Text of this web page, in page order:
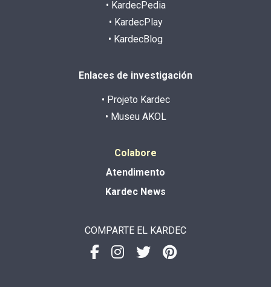
• KardecPedia
• KardecPlay
• KardecBlog
Enlaces de investigación
• Projeto Kardec
• Museu AKOL
Colabore
Atendimento
Kardec News
COMPARTE EL KARDEC